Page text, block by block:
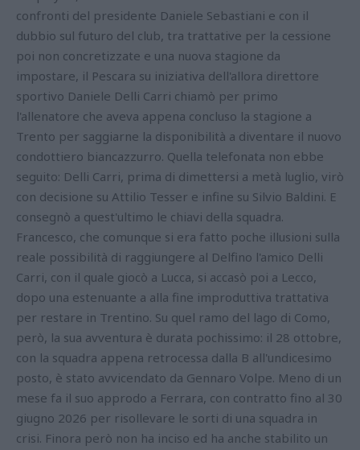
confronti del presidente Daniele Sebastiani e con il
dubbio sul futuro del club, tra trattative per la cessione
poi non concretizzate e una nuova stagione da
impostare, il Pescara su iniziativa dell'allora direttore
sportivo Daniele Delli Carri chiamò per primo
l'allenatore che aveva appena concluso la stagione a
Trento per saggiarne la disponibilità a diventare il nuovo
condottiero biancazzurro. Quella telefonata non ebbe
seguito: Delli Carri, prima di dimettersi a metà luglio, virò
con decisione su Attilio Tesser e infine su Silvio Baldini. E
consegnò a quest'ultimo le chiavi della squadra.
Francesco, che comunque si era fatto poche illusioni sulla
reale possibilità di raggiungere al Delfino l'amico Delli
Carri, con il quale giocò a Lucca, si accasò poi a Lecco,
dopo una estenuante a alla fine improduttiva trattativa
per restare in Trentino. Su quel ramo del lago di Como,
però, la sua avventura è durata pochissimo: il 28 ottobre,
con la squadra appena retrocessa dalla B all'undicesimo
posto, è stato avvicendato da Gennaro Volpe. Meno di un
mese fa il suo approdo a Ferrara, con contratto fino al 30
giugno 2026 per risollevare le sorti di una squadra in
crisi. Finora però non ha inciso ed ha anche stabilito un